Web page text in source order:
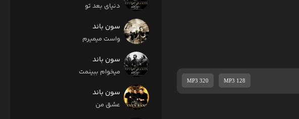
MP3 320 MP3 128
دنیای بعد تو
سون باند
واست میمیرم
سون باند
میخوام ببینمت
سون باند
عشق من